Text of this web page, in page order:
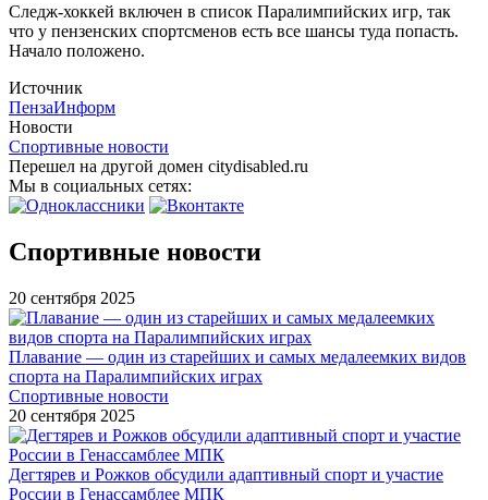
Следж-хоккей включен в список Паралимпийских игр, так
что у пензенских спортсменов есть все шансы туда попасть.
Начало положено.
Источник
ПензаИнформ
Новости
Спортивные новости
Перешел на другой домен citydisabled.ru
Мы в социальных сетях:
Спортивные новости
20 сентября 2025
Плавание — один из старейших и самых медалеемких видов
спорта на Паралимпийских играх
Спортивные новости
20 сентября 2025
Дегтярев и Рожков обсудили адаптивный спорт и участие
России в Генассамблее МПК